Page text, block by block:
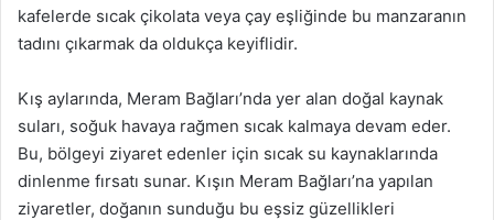
kafelerde sıcak çikolata veya çay eşliğinde bu manzaranın
tadını çıkarmak da oldukça keyiflidir.
Kış aylarında, Meram Bağları’nda yer alan doğal kaynak
suları, soğuk havaya rağmen sıcak kalmaya devam eder.
Bu, bölgeyi ziyaret edenler için sıcak su kaynaklarında
dinlenme fırsatı sunar. Kışın Meram Bağları’na yapılan
ziyaretler, doğanın sunduğu bu eşsiz güzellikleri